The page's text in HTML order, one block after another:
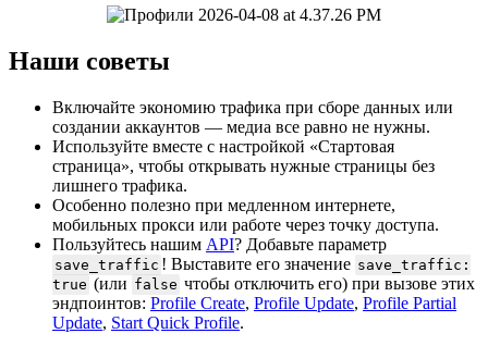
Наши советы
Включайте экономию трафика при сборе данных или
создании аккаунтов — медиа все равно не нужны.
Используйте вместе с настройкой «Стартовая
страница», чтобы открывать нужные страницы без
лишнего трафика.
Особенно полезно при медленном интернете,
мобильных прокси или работе через точку доступа.
Пользуйтесь нашим API? Добавьте параметр
save_traffic ! Выставите его значение save_traffic:
true (или false чтобы отключить его) при вызове этих
эндпоинтов: Profile Create, Profile Update, Profile Partial
Update, Start Quick Profile.